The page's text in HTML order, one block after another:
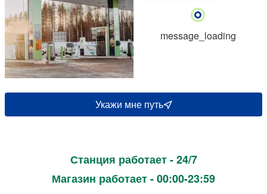
Станция работает - 24/7
Магазин работает - 00:00-23:59
message_loading
Укажи мне путь